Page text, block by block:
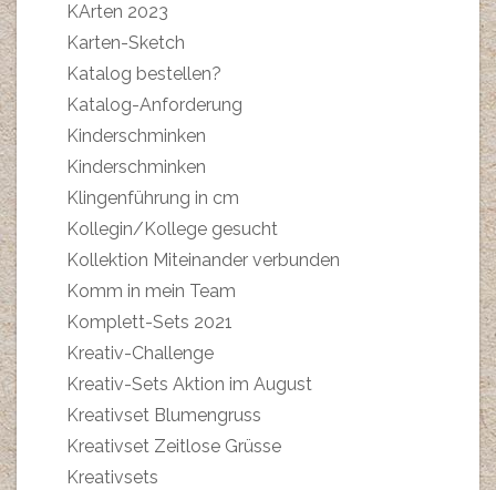
KArten 2023
Karten-Sketch
Katalog bestellen?
Katalog-Anforderung
Kinderschminken
Kinderschminken
Klingenführung in cm
Kollegin/Kollege gesucht
Kollektion Miteinander verbunden
Komm in mein Team
Komplett-Sets 2021
Kreativ-Challenge
Kreativ-Sets Aktion im August
Kreativset Blumengruss
Kreativset Zeitlose Grüsse
Kreativsets